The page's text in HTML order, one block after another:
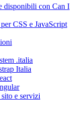
disponibili con Can I
CSS e JavaScript
.italia
Italia
e servizi